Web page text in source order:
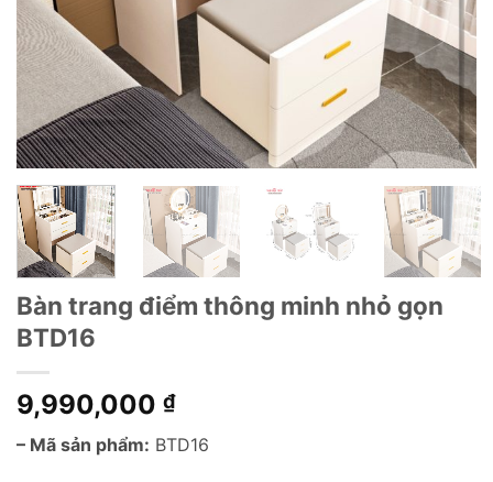
Bàn trang điểm thông minh nhỏ gọn
BTD16
9,990,000 ₫
– Mã sản phẩm: BTD16